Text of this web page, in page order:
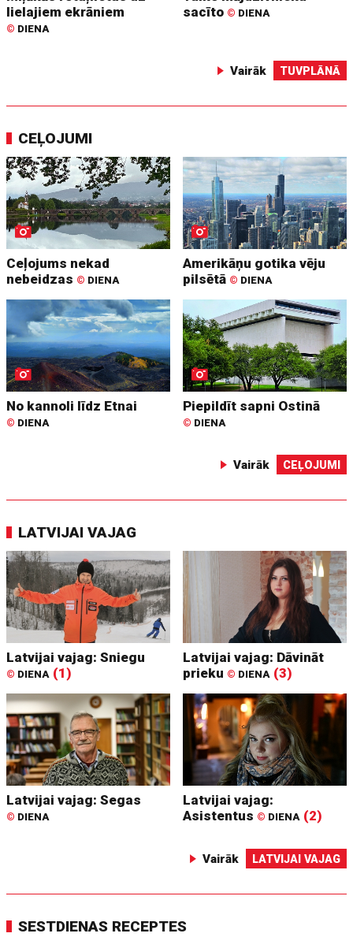
lielajiem ekrāniem
© DIENA
sacīto © DIENA
Vairāk TUVPLĀNĀ
CEĻOJUMI
Ceļojums nekad
nebeidzas © DIENA
Amerikāņu gotika vēju
pilsētā © DIENA
No kannoli līdz Etnai
© DIENA
Piepildīt sapni Ostinā
© DIENA
Vairāk CEĻOJUMI
LATVIJAI VAJAG
Latvijai vajag: Sniegu
© DIENA (1)
Latvijai vajag: Dāvināt
prieku © DIENA (3)
Latvijai vajag: Segas
© DIENA
Latvijai vajag:
Asistentus © DIENA (2)
Vairāk LATVIJAI VAJAG
SESTDIENAS RECEPTES